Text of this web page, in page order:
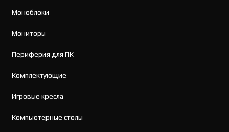
Моноблоки
Мониторы
Периферия для ПК
Комплектующие
Игровые кресла
Компьютерные столы